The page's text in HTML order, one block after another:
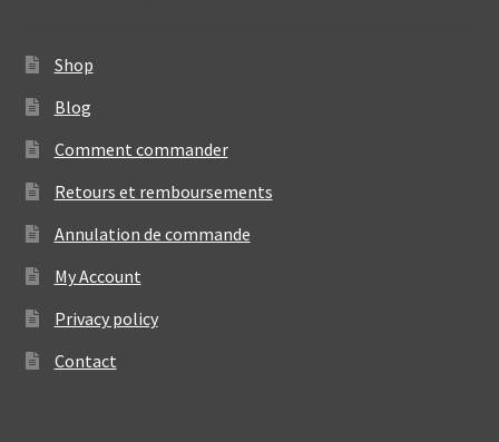
Shop
Blog
Comment commander
Retours et remboursements
Annulation de commande
My Account
Privacy policy
Contact